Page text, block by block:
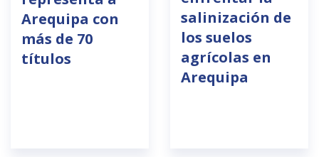
Arequipa con
más de 70
títulos
salinización de
los suelos
agrícolas en
Arequipa